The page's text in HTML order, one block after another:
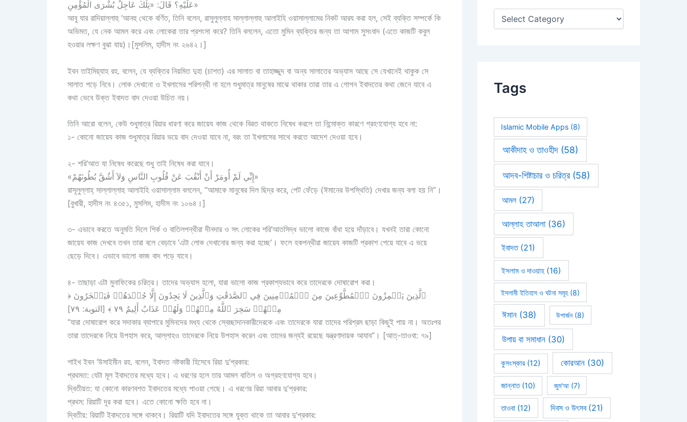
عَلَيْهِ؟ قَالَ: «تِلْكَ عَاجِلُ بُشْرَى الْمُؤْمِنِ»
আবু যার রাদিয়াল্লাহু ‘আনহু থেকে বর্ণিত, তিনি বলেন, রাসুলুল্লাহ সাল্লাল্লাহু আলাইহি ওয়াসাল্লামের নিকট আরয করা হল, সেই ব্যক্তি সম্পর্কে কি
অভিমত, যে নেক আমল করে এবং লোকেরা তার প্রশংসা করে? তিনি বললেন, এতো মুমিন ব্যক্তির জন্য তা আগাম সুসংবাদ (এতে কাজটি কবুল
হওয়ার লক্ষণ বুঝা যায়)।[মুসলিম, হাদীস নং ২৬৪২।]
ইবন তাইমিয়্যাহ রহ. বলেন, যে ব্যক্তির নিয়মিত দুহা (চাশত) এর সালাত বা তাহাজ্জুদ বা অন্য সালাতের অভ্যাস আছে সে যেখানেই থাকুক সে
সালাত পড়ে নিবে। লোক দেখানো ও ইখলাসের পরিপন্থী না হলে শুধুমাত্র মানুষের মাঝে থাকার তারা তার এ গোপন ইবাদতের কথা জেনে যাবে এ
কথা ভেবে উক্ত ইবাদত বাদ দেওয়া উচিত নয়।
তিনি আরো বলেন, কেউ শুধুমাত্র রিয়ার ধারণা করে জায়েয কাজ থেকে বিরত থাকতে নিষেধ করলে তা নিন্মোক্ত কারণে গ্রহণযোগ্য হবে না:
১- কোনো জায়েয কাজ শুধুমাত্র রিয়ার ভয়ে বাদ দেওয়া যাবে না, বরং তা ইখলাসের সাথে করতে আদেশ দেওয়া হবে।
২- শরি‘আত যা নিষেধ করেছে শুধু তাই নিষেধ করা যাবে।
«إِنِّي لَمْ أُومَرْ أَنْ أَنْقُبَ عَنْ قُلُوبِ النَّاسِ وَلاَ أَشُقَّ بُطُونَهُمْ»
রাসূলুল্লাহ্ সাল্লাল্লাহু আলাইহি ওয়াসাল্লাম বললেন, “আমাকে মানুষের দিল ছিদ্র করে, পেট ফেঁড়ে (ঈমানের উপস্থিতি) দেখার জন্য বলা হয় নি”।
[বুখারী, হাদীস নং ৪৩৫১, মুসলিম, হাদীস নং ১০৬৪।]
৩- এভাবে করতে অনুমতি দিলে শির্ক ও বাতিলপন্থীরা দীনদার ও সৎ লোকের শরি‘আতসিদ্ধ ভালো কাজে বাঁধা হয়ে দাঁড়াবে। যখনই তারা কোনো
জায়েয কাজ দেখবে তখন তারা বলে বেড়াবে ‘এটা লোক দেখানোর জন্য করা হচ্ছে’। ফলে হকপন্থীরা জায়েয কাজটি প্রকাশ পেয়ে যাবে এ ভয়ে
ছেড়ে দিবে। এভাবে ভালো কাজ বাদ পড়ে যাবে।
৪- তাছাড়া এটা মুনাফিকের চরিত্র। তাদের অভ্যাস হলো, যারা ভালো কাজ প্রকাশ্যভাবে করে তাদেরকে দোষারোপ করা।
﴿ ٱلَّذِينَ يَلۡمِزُونَ ٱلۡمُطَّوِّعِينَ مِنَ ٱلۡمُؤۡمِنِينَ فِي ٱلصَّدَقَٰتِ وَٱلَّذِينَ لَا يَجِدُونَ إِلَّا جُهۡدَهُمۡ فَيَسۡخَرُونَ
مِنۡهُمۡ سَخِرَ ٱللَّهُ مِنۡهُمۡ وَلَهُمۡ عَذَابٌ أَلِيمٌ ٧٩ ﴾ [التوبة: ٧٩]
“যারা দোষারোপ করে সদাকার ব্যাপারে মুমিনদের মধ্য থেকে স্বেচ্ছাদানকারীদেরকে এবং তাদেরকে যারা তাদের পরিশ্রম ছাড়া কিছুই পায় না। অতঃপর
তারা তাদেরকে নিয়ে উপহাস করে, আল্লাহও তাদেরকে নিয়ে উপহাস করেন এবং তাদের জন্যই রয়েছে যন্ত্রণাদায়ক আযাব”। [আত্-তাওবা: ৭৯]
শাইখ ইবন ‘উসাইমীন রহ. বলেন, ইবাদত নষ্টকারী হিসেবে রিয়া দু’প্রকার:
প্রথমত: যেটা মূল ইবাদতের মধ্যে হবে। এ ধরণের হলে তার আমল বাতিল ও অগ্রহণযোগ্য হবে।
দ্বিতীয়ত: যা কোনো কারণবশত ইবাদতের মধ্যে পাওয়া গেছে। এ ধরণের রিয়া আবার দু’প্রকার:
প্রথম: রিয়াটি দূর করা হবে। এতে কোনো ক্ষতি হবে না।
দ্বিতীয়: রিয়াটি ইবাদতের সঙ্গে থাকবে। রিয়াটি যদি ইবাদতের সঙ্গে যুক্ত থাকে তা আবার দু’প্রকার:
:
Tags
Islamic Mobile Apps(8)
আকীদাহ ও তাওহীদ(58)
আদব-শিষ্টাচার ও চরিত্র(58)
আমল(27)
আল্লাহ তাআলা(36)
ইবাদত(21)
ইসলাম ও দাওয়াহ(16)
ইসলামী ইতিহাস ও ঘটনা সমূহ(8)
ঈমান (38) উপার্জন(8)
উপায় বা সমাধান(30)
কুসংস্কার (12) কোরআন(30)
জান্নাত(10) জুম'আ(7)
তাওবা (12) দিবস ও উৎসব(21)